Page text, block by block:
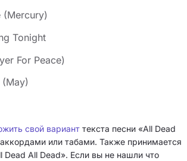
(Mercury)
Tonight
For Peace)
свой вариант текста песни «All Dead
или табами. Также принимается
Dead All Dead». Если вы не нашли что